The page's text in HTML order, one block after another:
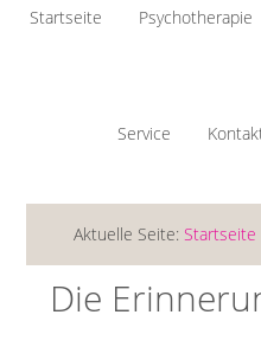
Startseite Psychotherapie
Service
Aktuelle Seite:Startseite
Die